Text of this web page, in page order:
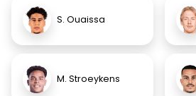
S. Ouaissa
M. Stroeykens